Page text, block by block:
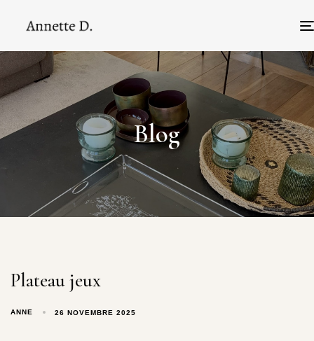
Blog
Plateau jeux
ANNE 26 NOVEMBRE 2025